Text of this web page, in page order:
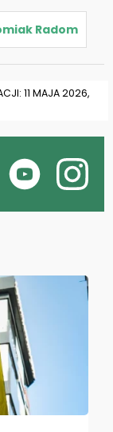
Radom
11 MAJA 2026,